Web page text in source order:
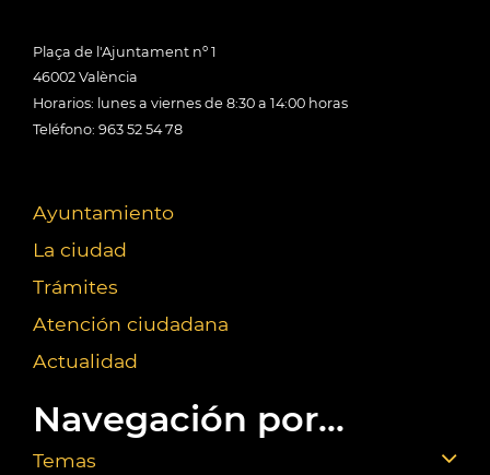
Plaça de l'Ajuntament nº 1
46002 València
Horarios: lunes a viernes de 8:30 a 14:00 horas
Teléfono: 963 52 54 78
Ayuntamiento
La ciudad
Trámites
Atención ciudadana
Actualidad
Navegación por...
Temas